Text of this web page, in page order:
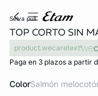
selva pull
TOP CORTO SIN
product.wecaretext
Paga en 3 plazos a partir
Color salmón